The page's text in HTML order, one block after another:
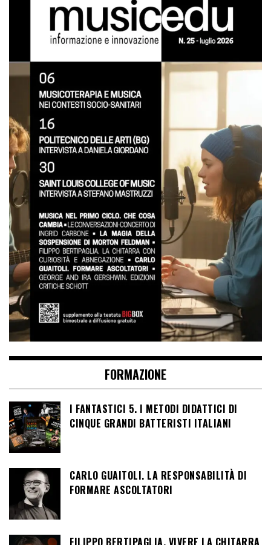
FORMAZIONE
I FANTASTICI 5. I METODI DIDATTICI DI
CINQUE GRANDI BATTERISTI ITALIANI
CARLO GUAITOLI. LA RESPONSABILITÀ DI
FORMARE ASCOLTATORI
FILIPPO BERTIPAGLIA. VIVERE LA CHITARRA